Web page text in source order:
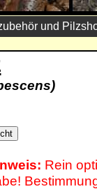
und
Rein